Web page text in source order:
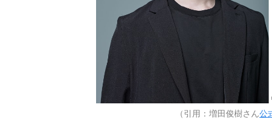
（引用：増田俊樹さん公